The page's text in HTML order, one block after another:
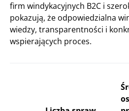
firm windykacyjnych B2C i
pokazują, że odpowiedzialna
wiedzy, transparentności i
wspierających proces.